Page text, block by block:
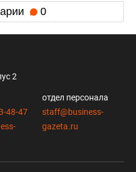
0
2
48-47
отдел персонала
staff@business-
gazeta.ru